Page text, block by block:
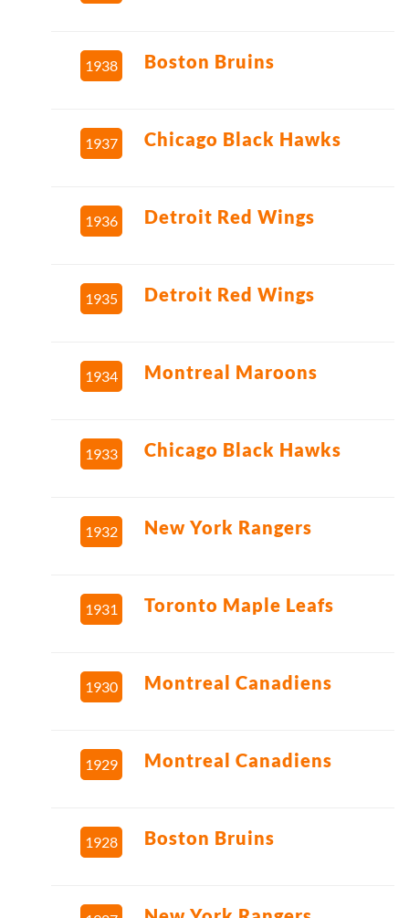
1938 Boston Bruins
1937 Chicago Black Hawks
1936 Detroit Red Wings
1935 Detroit Red Wings
1934 Montreal Maroons
1933 Chicago Black Hawks
1932 New York Rangers
1931 Toronto Maple Leafs
1930 Montreal Canadiens
1929 Montreal Canadiens
1928 Boston Bruins